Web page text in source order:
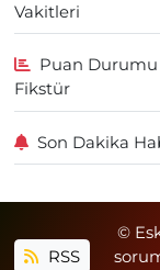
Vakitleri
Puan Durumu
Fikstür
Son Dakika
RSS
©